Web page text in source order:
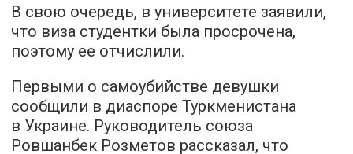
В свою очередь, в университете заявили,
что виза студентки была просрочена,
поэтому ее отчислили.
Первыми о самоубийстве девушки
сообщили в диаспоре Туркменистана
в Украине. Руководитель союза
Ровшанбек Розметов рассказал, что